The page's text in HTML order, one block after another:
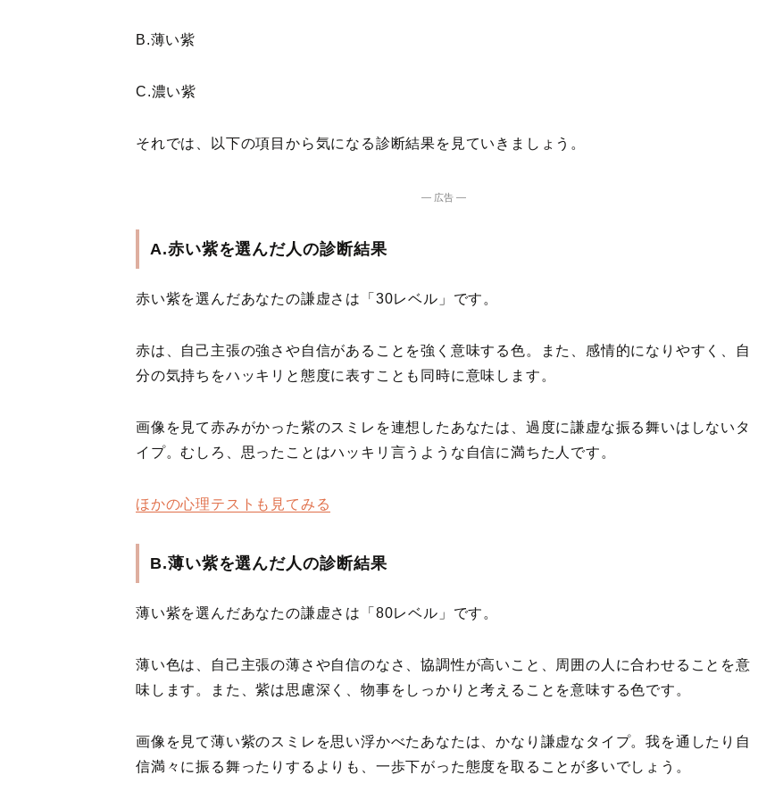
B.薄い紫
C.濃い紫
それでは、以下の項目から気になる診断結果を見ていきましょう。
― 広告 ―
A.赤い紫を選んだ人の診断結果
赤い紫を選んだあなたの謙虚さは「30レベル」です。
赤は、自己主張の強さや自信があることを強く意味する色。また、感情的になりやすく、自
分の気持ちをハッキリと態度に表すことも同時に意味します。
画像を見て赤みがかった紫のスミレを連想したあなたは、過度に謙虚な振る舞いはしないタ
イプ。むしろ、思ったことはハッキリ言うような自信に満ちた人です。
ほかの心理テストも見てみる
B.薄い紫を選んだ人の診断結果
薄い紫を選んだあなたの謙虚さは「80レベル」です。
薄い色は、自己主張の薄さや自信のなさ、協調性が高いこと、周囲の人に合わせることを意
味します。また、紫は思慮深く、物事をしっかりと考えることを意味する色です。
画像を見て薄い紫のスミレを思い浮かべたあなたは、かなり謙虚なタイプ。我を通したり自
信満々に振る舞ったりするよりも、一歩下がった態度を取ることが多いでしょう。